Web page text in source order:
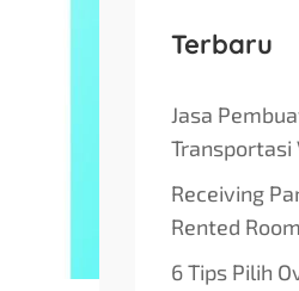
Terbaru
Jasa
Transportasi
Receiving
Rented
6 Tips Pilih